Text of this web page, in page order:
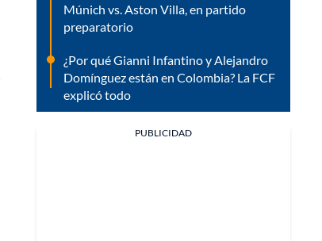
Múnich vs. Aston Villa, en partido
preparatorio
¿Por qué Gianni Infantino y Alejandro
Domínguez están en Colombia? La FCF
explicó todo
PUBLICIDAD